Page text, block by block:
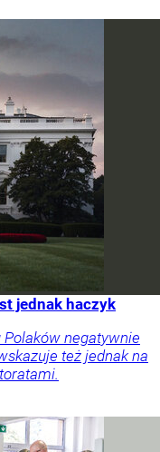
jednak haczyk
negatywnie
też jednak na